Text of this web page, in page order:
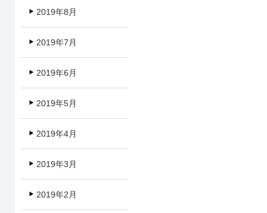
2019年8月
2019年7月
2019年6月
2019年5月
2019年4月
2019年3月
2019年2月